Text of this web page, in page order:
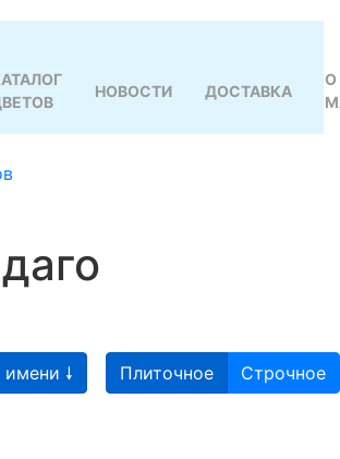
НОВОСТИ ДОСТАВКА
О
🠗 Плиточное Строчное